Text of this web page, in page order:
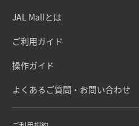
JAL Mallとは
ご利用ガイド
操作ガイド
よくあるご質問・お問い合わせ